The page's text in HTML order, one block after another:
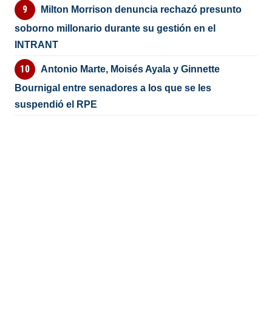
Milton Morrison denuncia rechazó presunto
soborno millonario durante su gestión en el
INTRANT
Antonio Marte, Moisés Ayala y Ginnette
Bournigal entre senadores a los que se les
suspendió el RPE